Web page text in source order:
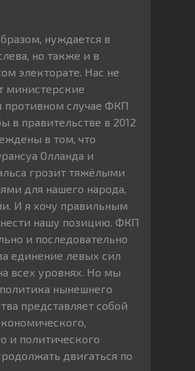
нуждается в
но также и в
электорате. Нас не
министерские
противном случае ФКП
в правительстве в 2012
в том, что
Олланда и
грозит тяжёлыми
для нашего народа,
И я хочу правильным
нашу позицию. ФКП
и последовательно
единение левых сил
всех уровнях. Но мы
нынешнего
представляет собой
и политического
двигаться по